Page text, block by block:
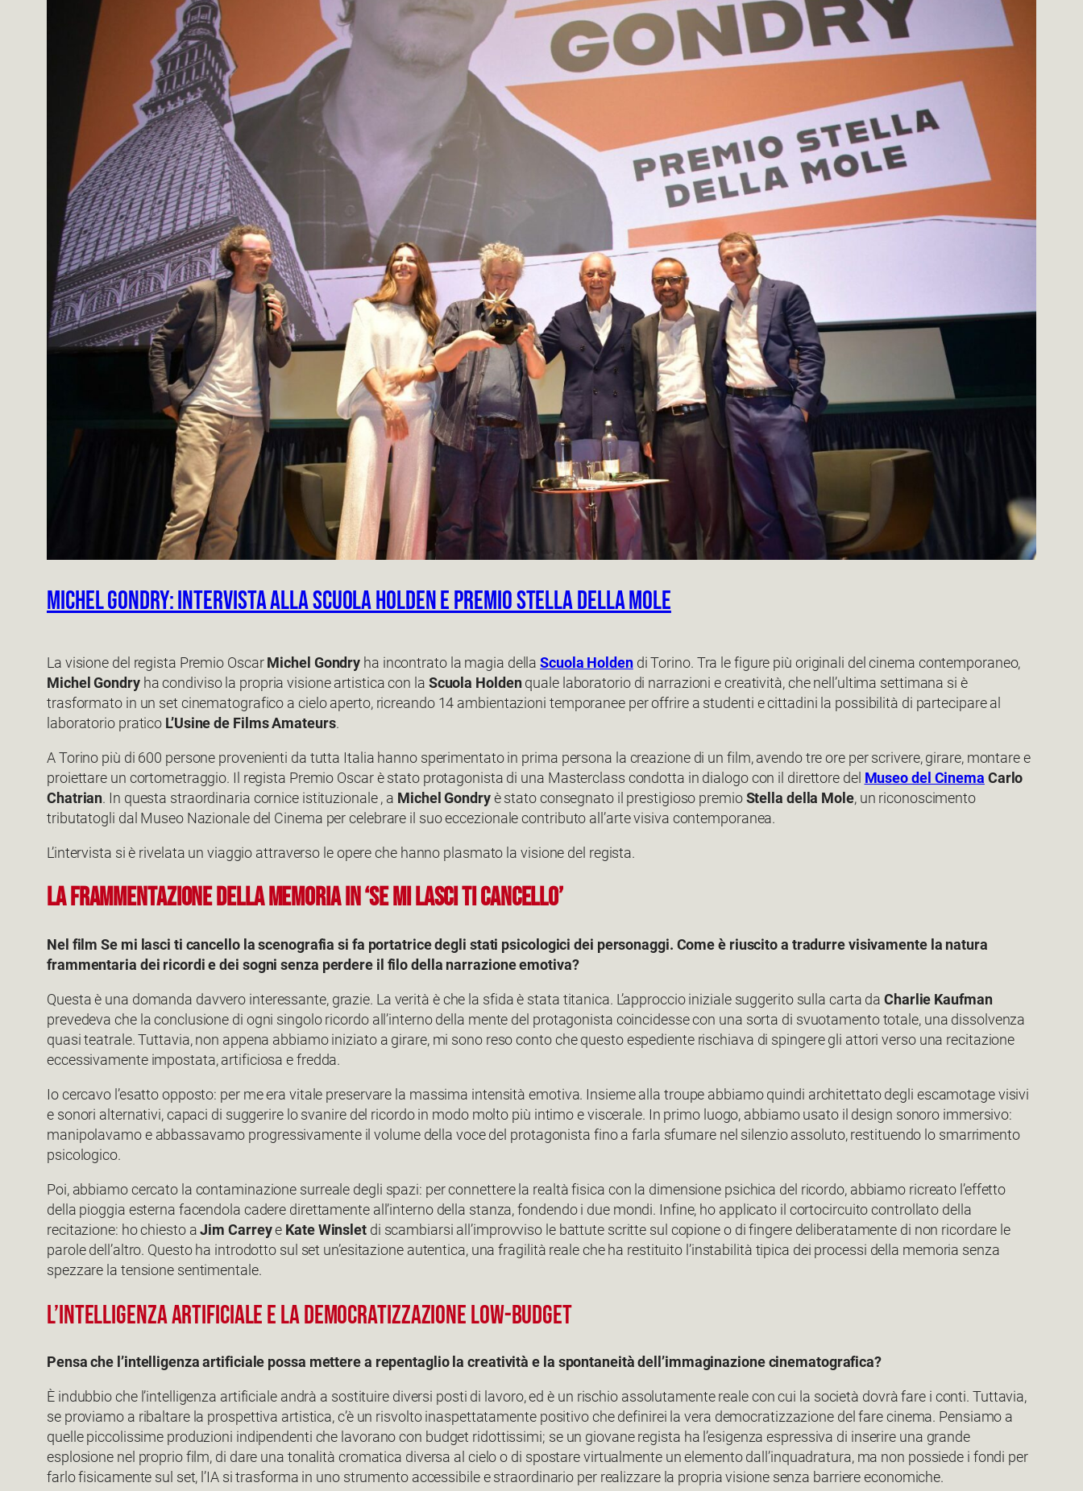
Michel Gondry: intervista alla Scuola Holden e premio Stella della Mole
La visione del regista Premio OscarMichel Gondry ha incontrato la magia dellaScuola Holdendi Torino. Tra le figure più originali del cinema contemporaneo,
Michel Gondryha condiviso la propria visione artistica con la Scuola Holdenquale laboratorio di narrazioni e creatività, che nell’ultima settimana si è
trasformato in un set cinematografico a cielo aperto, ricreando 14 ambientazioni temporanee per offrire a studenti e cittadini la possibilità di partecipare al
laboratorio pratico L’Usine de Films Amateurs.
A Torino più di 600 persone provenienti da tutta Italia hanno sperimentato in prima persona la creazione di un film, avendo tre ore per scrivere, girare, montare e
proiettare un cortometraggio. Il regista Premio Oscar è stato protagonista di una Masterclass condotta in dialogo con il direttore del Museo del Cinema Carlo
Chatrian. In questa straordinaria cornice istituzionale , a Michel Gondryè stato consegnato il prestigioso premioStella della Mole, un riconoscimento
tributatogli dal Museo Nazionale del Cinema per celebrare il suo eccezionale contributo all’arte visiva contemporanea.
L’intervista si è rivelata un viaggio attraverso le opere che hanno plasmato la visione del regista.
LA FRAMMENTAZIONE DELLA MEMORIA IN ‘SE MI LASCI TI CANCELLO’
Nel film Se mi lasci ti cancello la scenografia si fa portatrice degli stati psicologici dei personaggi. Come è riuscito a tradurre visivamente la natura
frammentaria dei ricordi e dei sogni senza perdere il filo della narrazione emotiva?
Questa è una domanda davvero interessante, grazie. La verità è che la sfida è stata titanica. L’approccio iniziale suggerito sulla carta da Charlie Kaufman
prevedeva che la conclusione di ogni singolo ricordo all’interno della mente del protagonista coincidesse con una sorta di svuotamento totale, una dissolvenza
quasi teatrale. Tuttavia, non appena abbiamo iniziato a girare, mi sono reso conto che questo espediente rischiava di spingere gli attori verso una recitazione
eccessivamente impostata, artificiosa e fredda.
Io cercavo l’esatto opposto: per me era vitale preservare la massima intensità emotiva. Insieme alla troupe abbiamo quindi architettato degli escamotage visivi
e sonori alternativi, capaci di suggerire lo svanire del ricordo in modo molto più intimo e viscerale. In primo luogo, abbiamo usato il design sonoro immersivo:
manipolavamo e abbassavamo progressivamente il volume della voce del protagonista fino a farla sfumare nel silenzio assoluto, restituendo lo smarrimento
psicologico.
Poi, abbiamo cercato la contaminazione surreale degli spazi: per connettere la realtà fisica con la dimensione psichica del ricordo, abbiamo ricreato l’effetto
della pioggia esterna facendola cadere direttamente all’interno della stanza, fondendo i due mondi. Infine, ho applicato il cortocircuito controllato della
recitazione: ho chiesto aJim Carreye Kate Winsletdi scambiarsi all’improvviso le battute scritte sul copione o di fingere deliberatamente di non ricordare le
parole dell’altro. Questo ha introdotto sul set un’esitazione autentica, una fragilità reale che ha restituito l’instabilità tipica dei processi della memoria senza
spezzare la tensione sentimentale.
L’INTELLIGENZA ARTIFICIALE E LA DEMOCRATIZZAZIONE LOW-BUDGET
Pensa che l’intelligenza artificiale possa mettere a repentaglio la creatività e la spontaneità dell’immaginazione cinematografica?
È indubbio che l’intelligenza artificiale andrà a sostituire diversi posti di lavoro, ed è un rischio assolutamente reale con cui la società dovrà fare i conti. Tuttavia,
se proviamo a ribaltare la prospettiva artistica, c’è un risvolto inaspettatamente positivo che definirei la vera democratizzazione del fare cinema. Pensiamo a
quelle piccolissime produzioni indipendenti che lavorano con budget ridottissimi; se un giovane regista ha l’esigenza espressiva di inserire una grande
esplosione nel proprio film, di dare una tonalità cromatica diversa al cielo o di spostare virtualmente un elemento dall’inquadratura, ma non possiede i fondi per
farlo fisicamente sul set, l’IA si trasforma in uno strumento accessibile e straordinario per realizzare la propria visione senza barriere economiche.